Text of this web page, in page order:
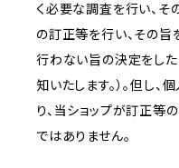
く必要な調査を行い、そ
の訂正等を行い、その旨
行わない旨の決定をし
知いたします。）。但し
り、当ショップが訂正等
ではありません。